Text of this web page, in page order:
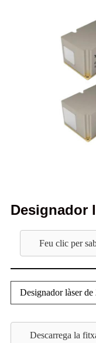
Designador
Feu clic per
Designador làser
Descarrega la